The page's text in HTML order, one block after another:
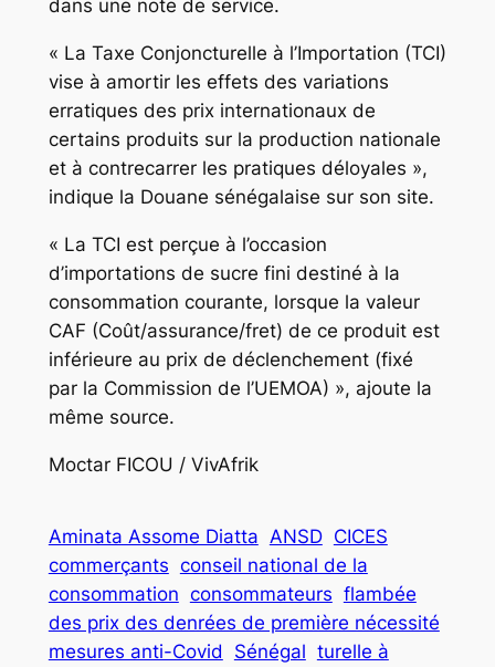
dans une note de service.
« La Taxe Conjoncturelle à l’Importation (TCI)
vise à amortir les effets des variations
erratiques des prix internationaux de
certains produits sur la production nationale
et à contrecarrer les pratiques déloyales »,
indique la Douane sénégalaise sur son site.
« La TCI est perçue à l’occasion
d’importations de sucre fini destiné à la
consommation courante, lorsque la valeur
CAF (Coût/assurance/fret) de ce produit est
inférieure au prix de déclenchement (fixé
par la Commission de l’UEMOA) », ajoute la
même source.
Moctar FICOU / VivAfrik
Aminata Assome Diatta ANSD CICES
commerçants conseil national de la
consommation consommateurs flambée
des prix des denrées de première nécessité
mesures anti-Covid
Sénégal turelle à